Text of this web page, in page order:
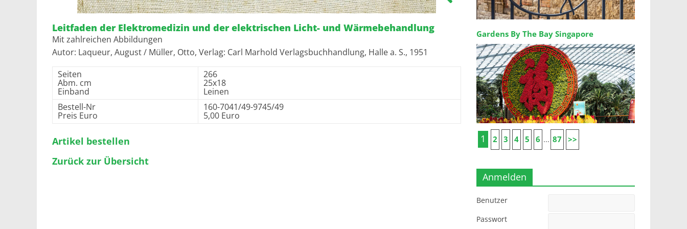
Leitfaden der Elektromedizin und der elektrischen Licht- und Wärmebehandlung
Mit zahlreichen Abbildungen
Autor: Laqueur, August / Müller, Otto, Verlag: Carl Marhold Verlagsbuchhandlung, Halle a. S., 1951
Seiten
Abm. cm
Einband
266
25x18
Leinen
Bestell-Nr
Preis Euro
160-7041/49-9745/49
5,00 Euro
Artikel bestellen
Zurück zur Übersicht
Gardens By The Bay Singapore
1 2 3 4 5 6 ... 87 >>
Anmelden
Benutzer
Passwort